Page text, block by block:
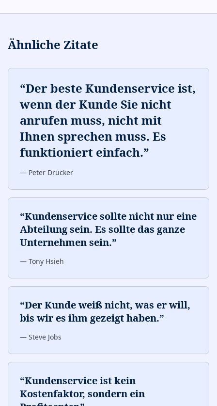
Ähnliche Zitate
“Der beste Kundenservice ist,
wenn der Kunde Sie nicht
anrufen muss, nicht mit
Ihnen sprechen muss. Es
funktioniert einfach.”
— Peter Drucker
“Kundenservice sollte nicht nur eine
Abteilung sein. Es sollte das ganze
Unternehmen sein.”
— Tony Hsieh
“Der Kunde weiß nicht, was er will,
bis wir es ihm gezeigt haben.”
— Steve Jobs
“Kundenservice ist kein
Kostenfaktor, sondern ein